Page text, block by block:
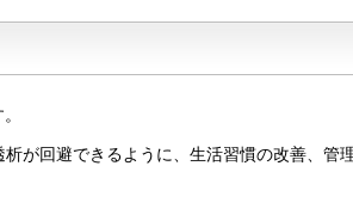
が回避できるように、生活習慣の改善、管